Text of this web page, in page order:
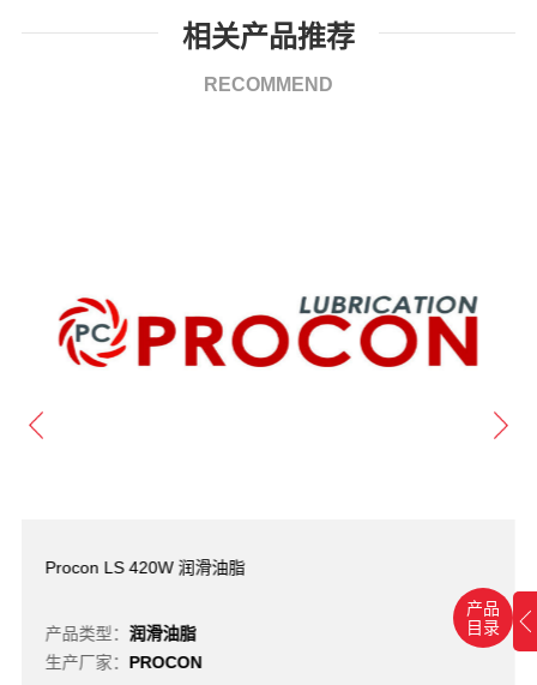
产品
目录
相关产品推荐
RECOMMEND
Procon LS 420W 润滑油脂
产品类型： 润滑油脂
生产厂家： PROCON